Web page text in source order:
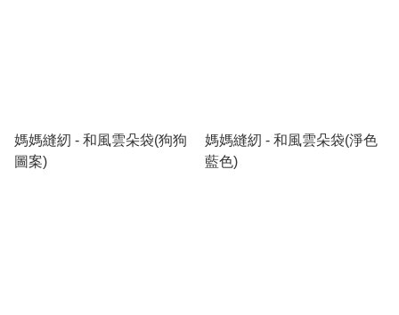
媽媽縫紉 - 和風雲朵袋(狗狗
圖案)
媽媽縫紉 - 和風雲朵袋(淨色
藍色)